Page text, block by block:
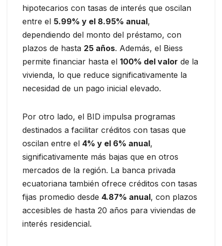
hipotecarios con tasas de interés que oscilan
entre el 5.99% y el 8.95% anual,
dependiendo del monto del préstamo, con
plazos de hasta 25 años. Además, el Biess
permite financiar hasta el 100% del valor de la
vivienda, lo que reduce significativamente la
necesidad de un pago inicial elevado.
Por otro lado, el BID impulsa programas
destinados a facilitar créditos con tasas que
oscilan entre el 4% y el 6% anual,
significativamente más bajas que en otros
mercados de la región. La banca privada
ecuatoriana también ofrece créditos con tasas
fijas promedio desde 4.87% anual, con plazos
accesibles de hasta 20 años para viviendas de
interés residencial.